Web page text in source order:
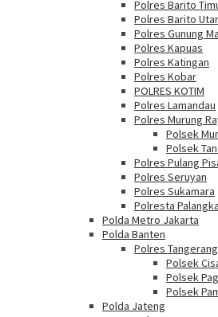
Polres Barito
Polres Barito
Polres Gunung
Polres Kapuas
Polres Katingan
Polres Kobar
POLRES KOTIM
Polres Lamandau
Polres Murung
Polsek
Polsek
Polres Pulang
Polres Seruyan
Polres Sukamara
Polresta
Polda Metro Jakarta
Polda Banten
Polres
Polsek
Polsek
Polsek
Polda Jateng